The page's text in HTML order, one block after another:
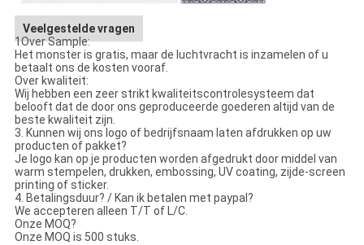
Veelgestelde vragen
1Over Sample:
Het monster is gratis, maar de luchtvracht is inzamelen of u
betaalt ons de kosten vooraf.
Over kwaliteit:
Wij hebben een zeer strikt kwaliteitscontrolesysteem dat
belooft dat de door ons geproduceerde goederen altijd van de
beste kwaliteit zijn.
3. Kunnen wij ons logo of bedrijfsnaam laten afdrukken op uw
producten of pakket?
Je logo kan op je producten worden afgedrukt door middel van
warm stempelen, drukken, embossing, UV coating, zijde-screen
printing of sticker.
4. Betalingsduur? / Kan ik betalen met paypal?
We accepteren alleen T/T of L/C.
Onze MOQ?
Onze MOQ is 500 stuks.